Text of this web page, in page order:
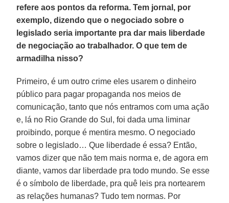
refere aos pontos da reforma. Tem jornal, por
exemplo, dizendo que o negociado sobre o
legislado seria importante pra dar mais liberdade
de negociação ao trabalhador. O que tem de
armadilha nisso?
Primeiro, é um outro crime eles usarem o dinheiro
público para pagar propaganda nos meios de
comunicação, tanto que nós entramos com uma ação
e, lá no Rio Grande do Sul, foi dada uma liminar
proibindo, porque é mentira mesmo. O negociado
sobre o legislado… Que liberdade é essa? Então,
vamos dizer que não tem mais norma e, de agora em
diante, vamos dar liberdade pra todo mundo. Se esse
é o símbolo de liberdade, pra quê leis pra nortearem
as relações humanas? Tudo tem normas. Por